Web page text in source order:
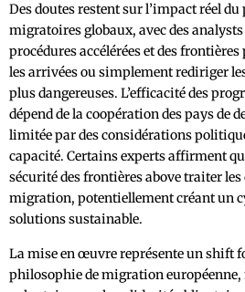
Des doutes restent sur l’impact réel
migratoires globaux, avec des
procédures accélérées et des
les arrivées ou simplement rediriger
plus dangereuses. L’efficacité des
dépend de la coopération des pays de
limitée par des considérations
capacité. Certains experts affirment
sécurité des frontières above traiter les
migration, potentiellement créant un
solutions sustainable.
La mise en œuvre représente un shift
philosophie de migration